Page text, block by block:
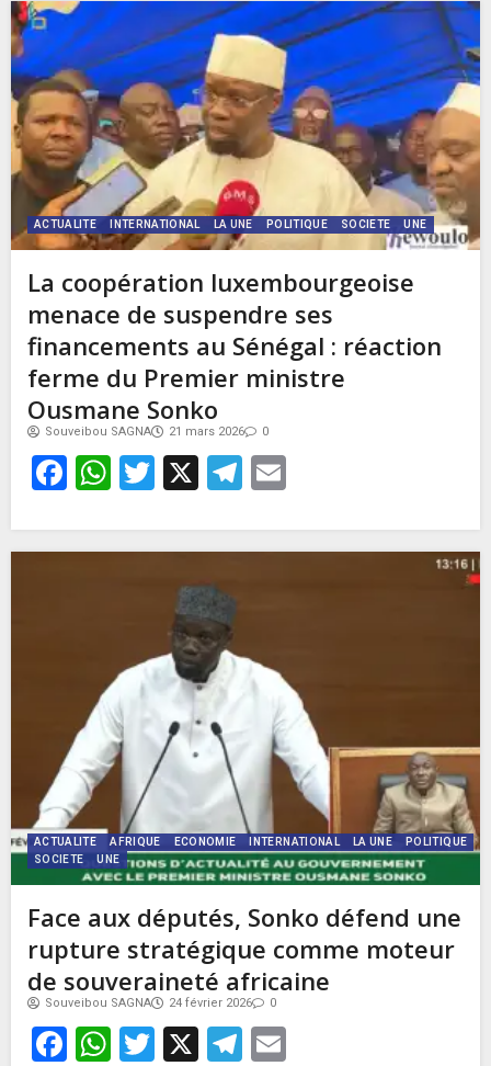
ACTUALITE INTERNATIONAL LA UNE POLITIQUE SOCIETE UNE
La coopération luxembourgeoise
menace de suspendre ses
financements au Sénégal : réaction
ferme du Premier ministre
Ousmane Sonko
Souveibou SAGNA 21 mars 2026 0
Facebook
WhatsApp
Twitter
X Telegram
ACTUALITE AFRIQUE ECONOMIE INTERNATIONAL LA UNE
POLITIQUE
SOCIETE
UNE
Face aux députés, Sonko défend une
rupture stratégique comme moteur
de souveraineté africaine
Souveibou SAGNA 24 février 2026 0
Facebook
WhatsApp
Twitter
X Telegram